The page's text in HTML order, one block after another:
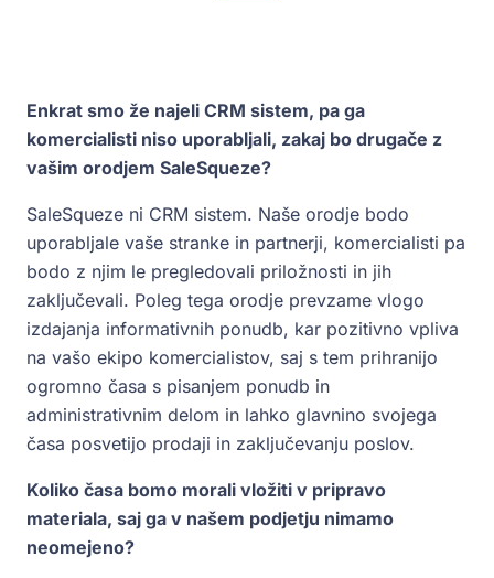
Enkrat smo že najeli CRM sistem, pa ga
komercialisti niso uporabljali, zakaj bo drugače z
vašim orodjem SaleSqueze?
SaleSqueze ni CRM sistem. Naše orodje bodo
uporabljale vaše stranke in partnerji, komercialisti pa
bodo z njim le pregledovali priložnosti in jih
zaključevali. Poleg tega orodje prevzame vlogo
izdajanja informativnih ponudb, kar pozitivno vpliva
na vašo ekipo komercialistov, saj s tem prihranijo
ogromno časa s pisanjem ponudb in
administrativnim delom in lahko glavnino svojega
časa posvetijo prodaji in zaključevanju poslov.
Koliko časa bomo morali vložiti v pripravo
materiala, saj ga v našem podjetju nimamo
neomejeno?